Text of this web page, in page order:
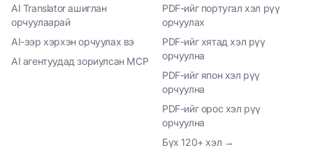
AI Translator ашиглан
орчуулаарай
AI-ээр хэрхэн орчуулах вэ
AI агентуудад зориулсан MCP
PDF-ийг португал хэл рүү
орчуулах
PDF-ийг хятад хэл рүү
орчуулна
PDF-ийг япон хэл рүү
орчуулна
PDF-ийг орос хэл рүү
орчуулна
Бүх 120+ хэл →